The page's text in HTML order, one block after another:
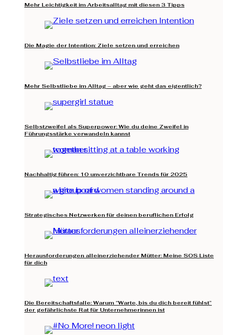
Mehr Leichtigkeit im Arbeitsalltag mit diesen 3 Tipps
Die Magie der Intention: Ziele setzen und erreichen
Mehr Selbstliebe im Alltag – aber wie geht das eigentlich?
Selbstzweifel als Superpower: Wie du deine Zweifel in
Führungsstärke verwandeln kannst
Nachhaltig führen: 10 unverzichtbare Trends für 2025
Strategisches Netzwerken für deinen beruflichen Erfolg
Herausforderungen alleinerziehender Mütter: Meine SOS Liste
für dich
Die Bereitschaftsfalle: Warum “Warte, bis du dich bereit fühlst”
der gefährlichste Rat für Unternehmerinnen ist